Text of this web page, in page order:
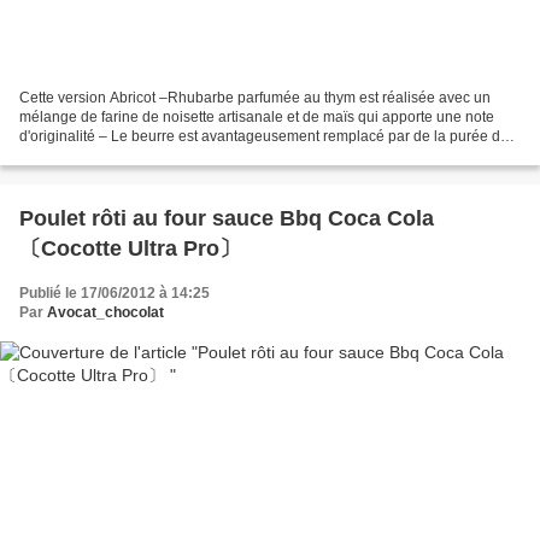
Cette version Abricot –Rhubarbe parfumée au thym est réalisée avec un
mélange de farine de noisette artisanale et de maïs qui apporte une note
d'originalité – Le beurre est avantageusement remplacé par de la purée de
Poulet rôti au four sauce Bbq Coca Cola
〔Cocotte Ultra Pro〕
Publié le 17/06/2012 à 14:25
Par Avocat_chocolat